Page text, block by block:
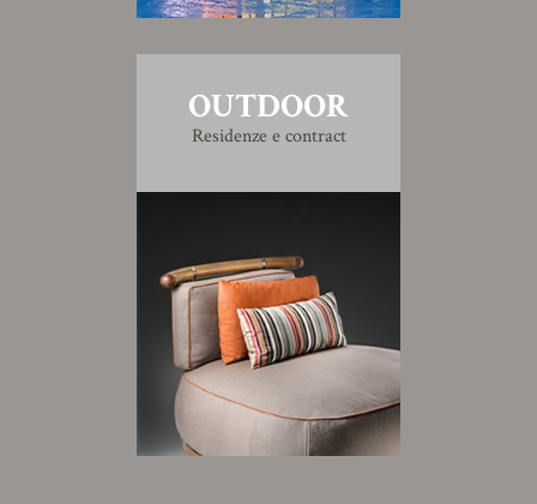
OUTDOOR
Residenze e contract